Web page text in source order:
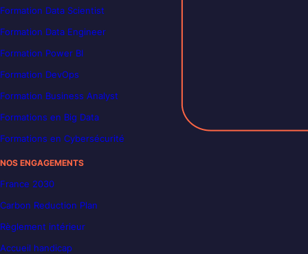
Formation Data Scientist
Formation Data Engineer
Formation Power BI
Formation DevOps
Formation Business Analyst
Formations en Big Data
Formations en Cybersécurité
NOS ENGAGEMENTS
France 2030
Carbon Reduction Plan
Règlement intérieur
Accueil handicap